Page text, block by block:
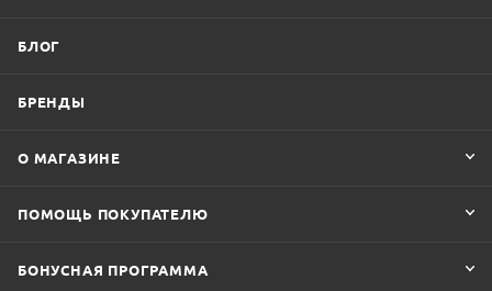
БЛОГ
БРЕНДЫ
О МАГАЗИНЕ
ПОМОЩЬ ПОКУПАТЕЛЮ
БОНУСНАЯ ПРОГРАММА